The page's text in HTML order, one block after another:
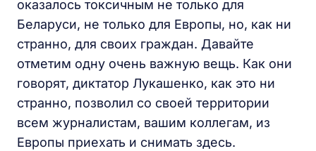
оказалось токсичным не только для
Беларуси, не только для Европы, но, как ни
странно, для своих граждан. Давайте
отметим одну очень важную вещь. Как они
говорят, диктатор Лукашенко, как это ни
странно, позволил со своей территории
всем журналистам, вашим коллегам, из
Европы приехать и снимать здесь.